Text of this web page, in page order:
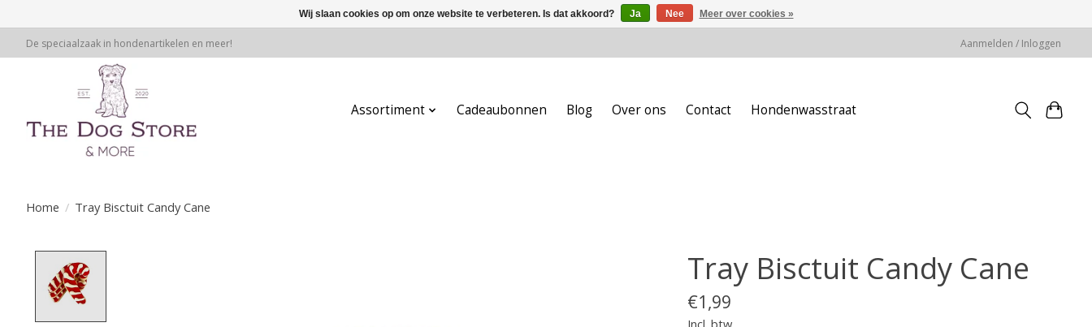
De speciaalzaak in hondenartikelen en meer! Aanmelden / Inloggen
Assortiment Cadeaubonnen Blog Over ons Contact Hondenwasstraat
Home / Tray Bisctuit Candy Cane
Tray Bisctuit Candy Cane
€1,99
Wij slaan cookies op om onze website te verbeteren. Is dat akkoord? Ja Nee Meer over cookies »